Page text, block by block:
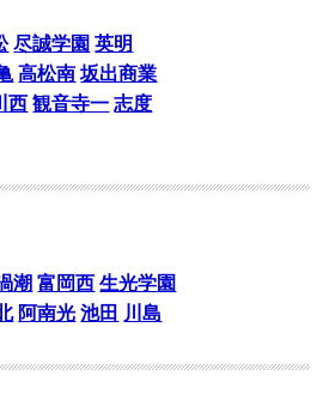
尽誠学園 英明
高松南 坂出商業
西 観音寺一 志度
潮 富岡西 生光学園
阿南光 池田 川島